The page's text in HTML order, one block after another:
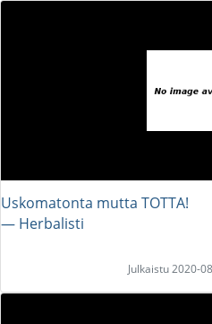
Uskomatonta mutta TOTTA!
― Herbalisti
Julkaistu 2020-